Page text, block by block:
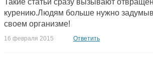
курению.Людям больше нужно
своем организме!
16 февраля 2015 Ответить